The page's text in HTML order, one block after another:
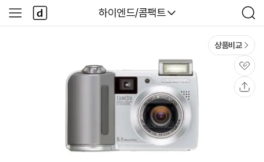
다나와
하이엔드/콤팩트
검
색
사
이
다
나
와
상품비교
관
심